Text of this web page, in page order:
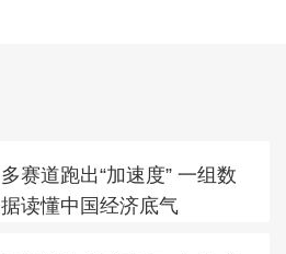
多赛道跑出“加速度” 一组数
据读懂中国经济底气